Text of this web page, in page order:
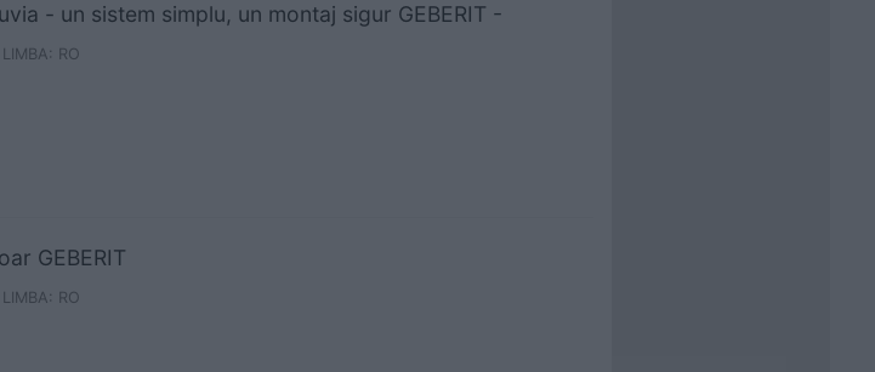
- un sistem simplu, un montaj sigur GEBERIT -
RO
GEBERIT
RO